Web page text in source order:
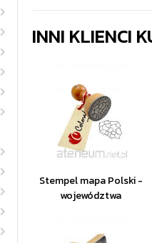
INNI KLIENCI
Stempel mapa Polski -
województwa